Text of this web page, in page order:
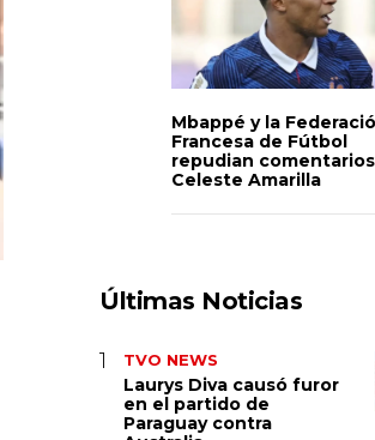
Mbappé y la
Francesa de Fútbol
repudian
Celeste Amarilla
Últimas Noticias
TVO NEWS
Laurys Diva causó furor
en el partido de
Paraguay contra